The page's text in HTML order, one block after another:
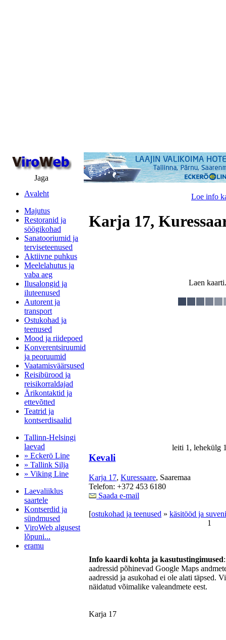
Jaga
Avaleht
Majutus
Restoranid ja
söögikohad
Sanatooriumid ja
terviseteenused
Aktiivne puhkus
Meelelahutus ja
vaba aeg
Ilusalongid ja
iluteenused
Autorent ja
transport
Ostukohad ja
teenused
Mood ja riidepoed
Konverentsiruumid
ja peoruumid
Vaatamisväärsused
Reisibürood ja
reisikorraldajad
Ärikontaktid ja
ettevõtted
Teatrid ja
kontserdisaalid
Tallinn-Helsingi
laevad
» Eckerö Line
» Tallink Silja
» Viking Line
Laevaliiklus
saartele
Kontserdid ja
sündmused
ViroWeb algusest
lõpuni...
eramu
Loe info
Karja 17,
Laen
leiti 1,
Kevali
Karja 17, Kuressaare, Saaremaa
Telefon: +372 453 6180
Saada e-mail
[ostukohad ja teenused » käsitööd ja
1
Info kaardi kohta ja kasutustingimused
aadressid põhinevad Google Maps
aadressid ja asukohad ei ole alati täpsed.
näidatud võimalike valeandmete eest.
Karja 17